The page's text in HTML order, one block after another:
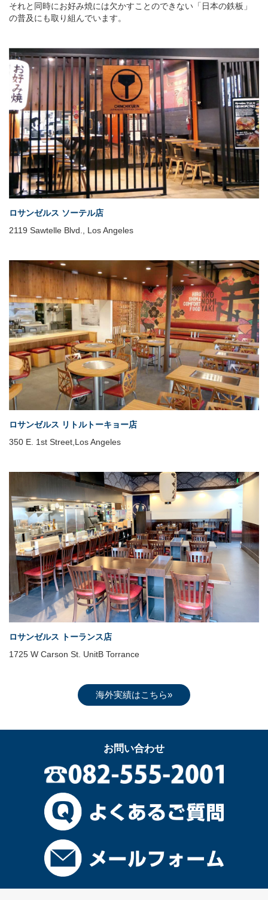
それと同時にお好み焼には欠かすことのできない「日本の鉄板」
の普及にも取り組んでいます。
ロサンゼルス ソーテル店
2119 Sawtelle Blvd., Los Angeles
ロサンゼルス リトルトーキョー店
350 E. 1st Street,Los Angeles
ロサンゼルス トーランス店
1725 W Carson St. UnitB Torrance
海外実績はこちら»
お問い合わせ